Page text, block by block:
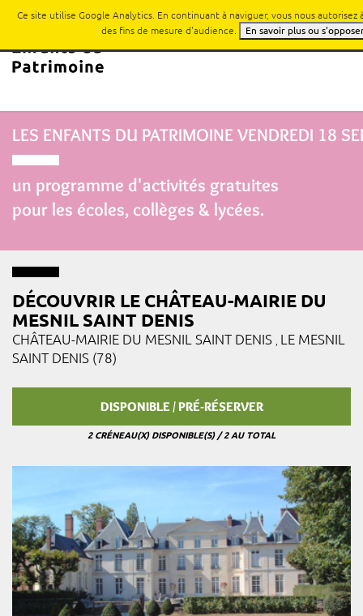
LES ENFANTS DU PATRIMOINE VENDREDI 18
un programme d'activités gratuites
pour les écoles, collèges & lycées.
DÉCOUVRIR LE CHÂTEAU-MAIRIE DU
MESNIL SAINT DENIS
CHÂTEAU-MAIRIE DU MESNIL SAINT DENIS LE MESNIL
SAINT DENIS (78)
DISPONIBLE / PRÉ-RÉSERVER
2 CRÉNEAU(X) DISPONIBLE(S) / 2 AU TOTAL
Ce site utilise Google Analytics. En continuant à naviguer, vous nous autorisez
des fins de mesure d'audience.
En savoir plus ou